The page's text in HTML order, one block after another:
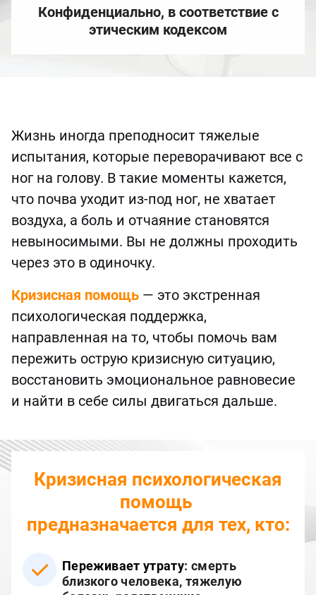
Конфиденциально, в соответствие с
этическим кодексом
Жизнь иногда преподносит тяжелые
испытания, которые переворачивают все с
ног на голову. В такие моменты кажется,
что почва уходит из-под ног, не хватает
воздуха, а боль и отчаяние становятся
невыносимыми. Вы не должны проходить
через это в одиночку.
Кризисная помощь — это экстренная
психологическая поддержка,
направленная на то, чтобы помочь вам
пережить острую кризисную ситуацию,
восстановить эмоциональное равновесие
и найти в себе силы двигаться дальше.
Кризисная психологическая
помощь
предназначается для тех, кто:
Переживает утрату: смерть
близкого человека, тяжелую